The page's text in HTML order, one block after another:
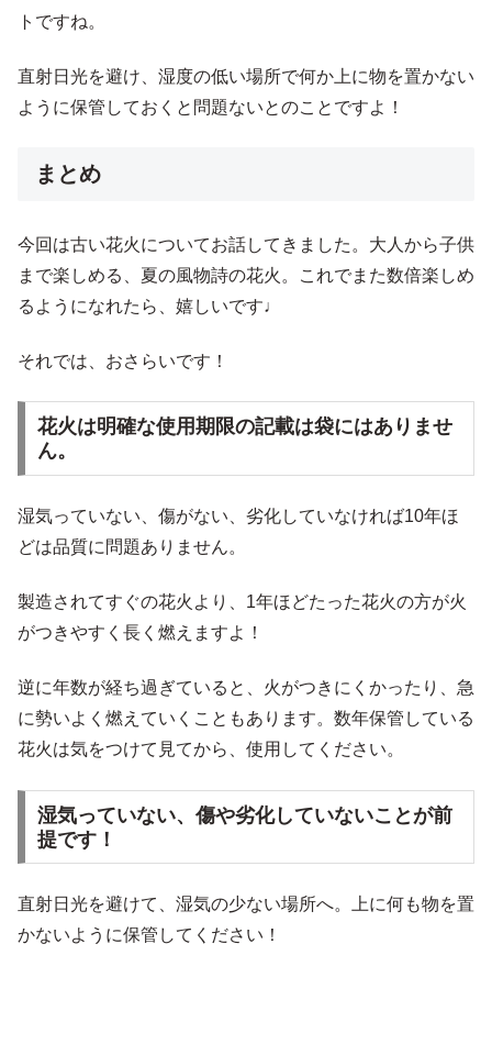
トですね。
直射日光を避け、湿度の低い場所で何か上に物を置かない
ように保管しておくと問題ないとのことですよ！
まとめ
今回は古い花火についてお話してきました。大人から子供
まで楽しめる、夏の風物詩の花火。これでまた数倍楽しめ
るようになれたら、嬉しいです♩
それでは、おさらいです！
花火は明確な使用期限の記載は袋にはありませ
ん。
湿気っていない、傷がない、劣化していなければ10年ほ
どは品質に問題ありません。
製造されてすぐの花火より、1年ほどたった花火の方が火
がつきやすく長く燃えますよ！
逆に年数が経ち過ぎていると、火がつきにくかったり、急
に勢いよく燃えていくこともあります。数年保管している
花火は気をつけて見てから、使用してください。
湿気っていない、傷や劣化していないことが前
提です！
直射日光を避けて、湿気の少ない場所へ。上に何も物を置
かないように保管してください！